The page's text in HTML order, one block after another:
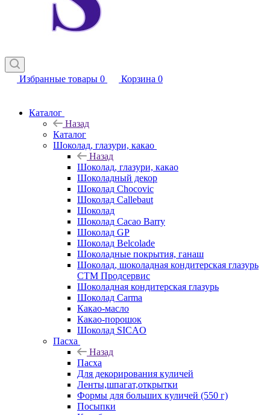
Избранные товары 0 Корзина 0
Каталог
Назад
Каталог
Шоколад, глазури, какао
Назад
Шоколад, глазури, какао
Шоколадный декор
Шоколад Chocovic
Шоколад Callebaut
Шоколад
Шоколад Cacao Barry
Шоколад GP
Шоколад Belcolade
Шоколадные покрытия, ганаш
Шоколад, шоколадная кондитерская глазурь
СТМ Продсервис
Шоколадная кондитерская глазурь
Шоколад Carma
Какао-масло
Какао-порошок
Шоколад SICAO
Пасха
Назад
Пасха
Для декорирования куличей
Ленты,шпагат,открытки
Формы для больших куличей (550 г)
Посыпки